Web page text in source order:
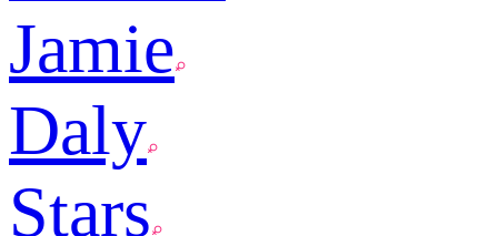
Jamie
Daly
Stars